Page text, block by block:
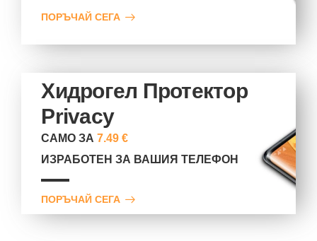
ПОРЪЧАЙ СЕГА
Хидрогел Протектор
Privacy
САМО ЗА7.49 €
ИЗРАБОТЕН ЗА ВАШИЯ ТЕЛЕФОН
ПОРЪЧАЙ СЕГА